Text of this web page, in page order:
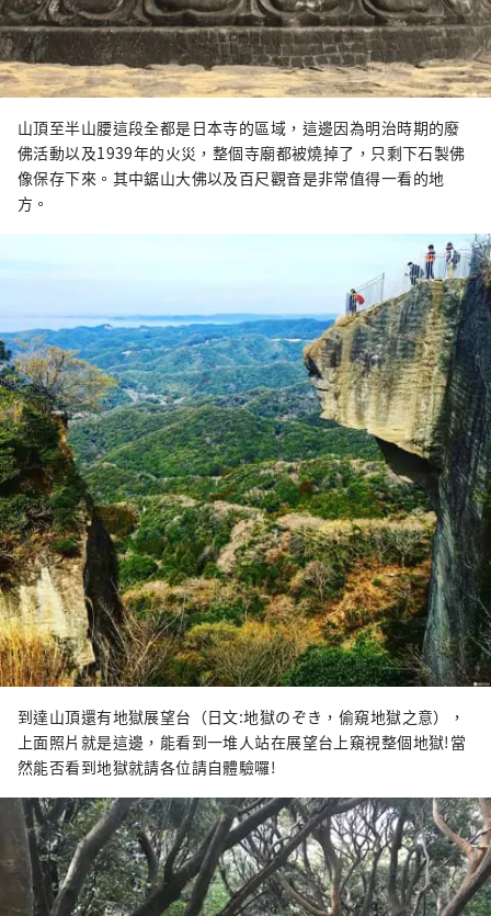
山頂至半山腰這段全都是日本寺的區域，這邊因為明治時期的廢
佛活動以及1939年的火災，整個寺廟都被燒掉了，只剩下石製佛
像保存下來。其中鋸山大佛以及百尺觀音是非常值得一看的地
方。
到達山頂還有地獄展望台（日文:地獄のぞき，偷窺地獄之意），
上面照片就是這邊，能看到一堆人站在展望台上窺視整個地獄!當
然能否看到地獄就請各位請自體驗囉!